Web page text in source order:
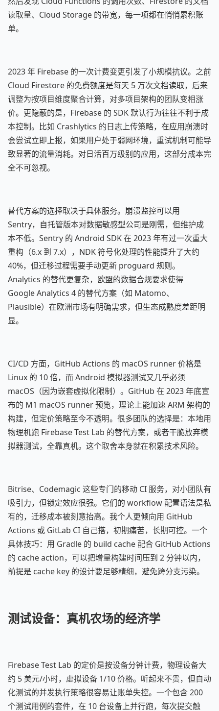
读取量、Cloud Storage 的带宽，每一项都在悄悄累积账
单。
2023 年 Firebase 的一次计费变更引发了小规模抗议。之前
Cloud Firestore 的免费额度是每天 5 万次文档读取，后来
调整为按项目维度聚合计算，对多项目架构的团队变相涨
价。更隐蔽的是，Firebase 的 SDK 默认行为往往不利于成
本控制。比如 Crashlytics 的日志上传策略，在应用崩溃时
会尝试立即上报，如果用户处于弱网环境，重试机制可能导
致显著的流量消耗。对日活百万级别的应用，这部分成本完
全不可忽视。
替代方案的选择取决于具体服务。崩溃监控可以用
Sentry，自托管版本对数据敏感型公司是刚需，但维护成
本不低。Sentry 的 Android SDK 在 2023 年有过一次重大
重构（6.x 到 7.x），NDK 符号化处理的性能提升了大约
40%，但迁移过程需要手动更新 proguard 规则。
Analytics 的替代更复杂，欧盟的数据合规要求使得
Google Analytics 4 的替代方案（如 Matomo、
Plausible）在欧洲市场有明确需求，但生态成熟度差距明
显。
CI/CD 方面，GitHub Actions 的 macOS runner 价格是
Linux 的 10 倍，而 Android 模拟器测试又几乎必须
macOS（因为嵌套虚拟化限制）。GitHub 在 2023 年底宣
布的 M1 macOS runner 预览，理论上能加速 ARM 架构的
构建，但定价策略至今不透明。很多团队的选择是：本地用
物理机跑 Firebase Test Lab 的替代方案，或者干脆放弃模
拟器测试，全靠真机。这个取舍本身就在积累技术风险。
Bitrise、Codemagic 这些专门的移动 CI 服务，对小团队有
吸引力，但锁定效应很强。它们的 workflow 配置语法是私
有的，迁移成本被刻意抬高。我个人更倾向用 GitHub
Actions 或 GitLab CI 自己搭，初期痛苦，长期可控。一个
具体技巧：用 Gradle 的 build cache 配合 GitHub Actions
的 cache action，可以把增量构建时间压到 2 分钟以内，
前提是 cache key 的设计要足够精细，避免跨分支污染。
测试设备：真机农场的经济学
Firebase Test Lab 的定价是按设备分钟计费，物理设备大
约 5 美元/小时，虚拟设备 1/10 价格。听起来不贵，但自动
化测试的并发执行策略很容易让账单失控。一个包含 200
个测试用例的套件，在 10 台设备上并行跑，每次提交触